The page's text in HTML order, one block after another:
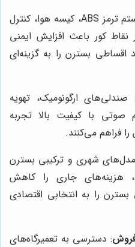
: سیستم ترمز ABS، کیسه هوا، کنترل
کور باعث افزایش ایمنی
بسترن را به گزینه‌ای
: صندلی‌های ارگونومیک، تهویه
با کیفیت بالا تجربه
فراهم می‌کنند.
شهری و ترکیبی بسترن
هزینه‌های جاری را کاهش
را به انتخابی اقتصادی
: دسترسی به تعمیرگاه‌های